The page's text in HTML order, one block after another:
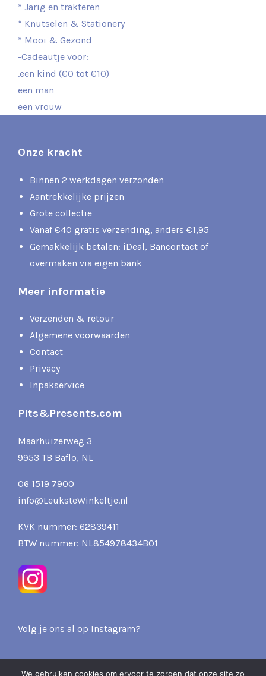
* Jarig en trakteren
* Knutselen & Stationery
* Mooi & Gezond
-Cadeautje voor:
.een kind (€0 tot €10)
een man
een vrouw
Onze kracht
Binnen 2 werkdagen verzonden
Aantrekkelijke prijzen
Grote collectie
Vanaf €40 gratis verzending, anders €1,95
Gemakkelijk betalen: iDeal, Bancontact of
overmaken via eigen bank
Meer informatie
Verzenden & retour
Algemene voorwaarden
Contact
Privacy
Inpakservice
Pits&Presents.com
Maarhuizerweg 3
9953 TB Baflo, NL
06 1519 7900
info@LeuksteWinkeltje.nl
KVK nummer: 62839411
BTW nummer: NL854978434B01
Volg je ons al op Instagram?
We gebruiken cookies om ervoor te zorgen dat onze site zo